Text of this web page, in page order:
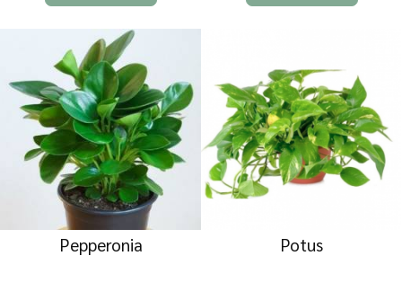
Pepperonia Potus